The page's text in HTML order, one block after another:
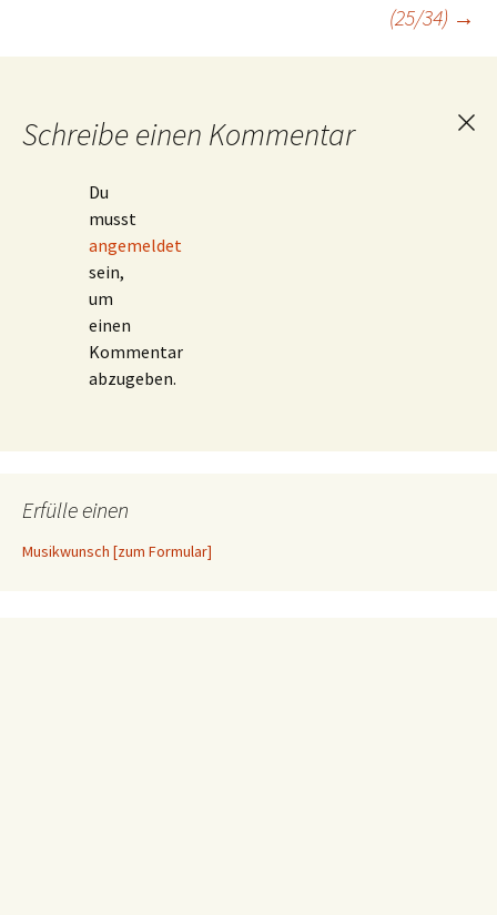
(25/34) →
Schreibe einen Kommentar
Du
musst
angemeldet
sein,
um
einen
Kommentar
abzugeben.
Erfülle einen
Musikwunsch [zum Formular]